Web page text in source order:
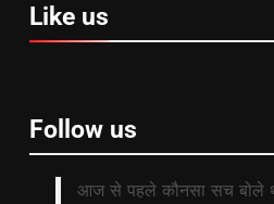
Like us
Follow us
आज से पहले कौनसा सच बोले